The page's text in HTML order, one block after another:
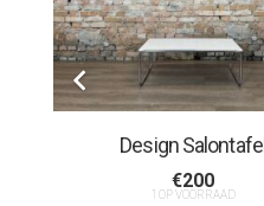
Design Salontafel
€200
1 OP VOORRAAD